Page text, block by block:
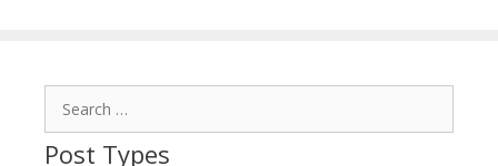
Post Types